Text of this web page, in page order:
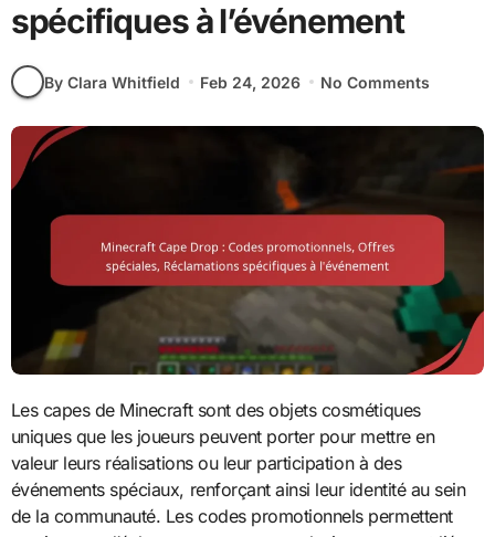
spécifiques à l’événement
By Clara Whitfield Feb 24, 2026 No Comments
Les capes de Minecraft sont des objets cosmétiques
uniques que les joueurs peuvent porter pour mettre en
valeur leurs réalisations ou leur participation à des
événements spéciaux, renforçant ainsi leur identité au sein
de la communauté. Les codes promotionnels permettent